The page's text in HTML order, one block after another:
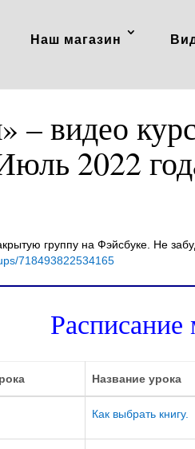
Наш магазин
– видео
2022
группу на Фэйсбуке. Не
718493822534165
Название урока
Как выбрать книгу.